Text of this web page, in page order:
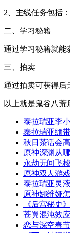
2、主线任务包括
二、学习秘籍
通过学习秘籍就能
三、拍卖
通过拍卖可获得后
以上就是鬼谷八荒
泰拉瑞亚李
泰拉瑞亚绷
秋日茶话会
原神深渊从
永劫无间飞
原神双人游
泰拉瑞亚灵
原神娜维娅
《后宫秘史
苍翼混沌效
恋与深空春